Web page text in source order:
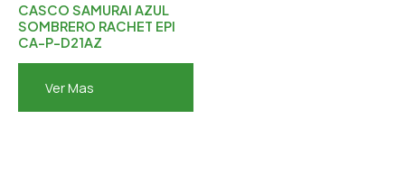
CASCO SAMURAI AZUL
SOMBRERO RACHET EPI
CA-P-D21AZ
Ver Mas